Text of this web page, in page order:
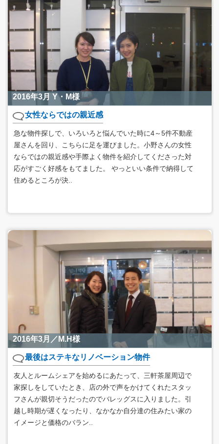
2016年3月 Y・M様
女性ならではの親近感
急な物件探しで、いろいろと悩んでいた時に4～5件不動産
屋さんを回り、こちらに足を運びました。小野さんの女性
ならではの親近感や手際よく物件を紹介してくださった対
応がすごく好感をもてました。 やっといい条件で納得して
住めるところが決..
2016年3月／M.H様
最後はステキなリノベーション物件
友人とルームシェアを始めるにあたって、三軒茶屋周辺で
家探しをしていたとき、店の外で声をかけてくれたスタッ
フさんが親切そうだったのでバレッグスに入りました。引
越し時期が遅くなったり、なかなか自分達の住みたい家の
イメージと価格のバラン..